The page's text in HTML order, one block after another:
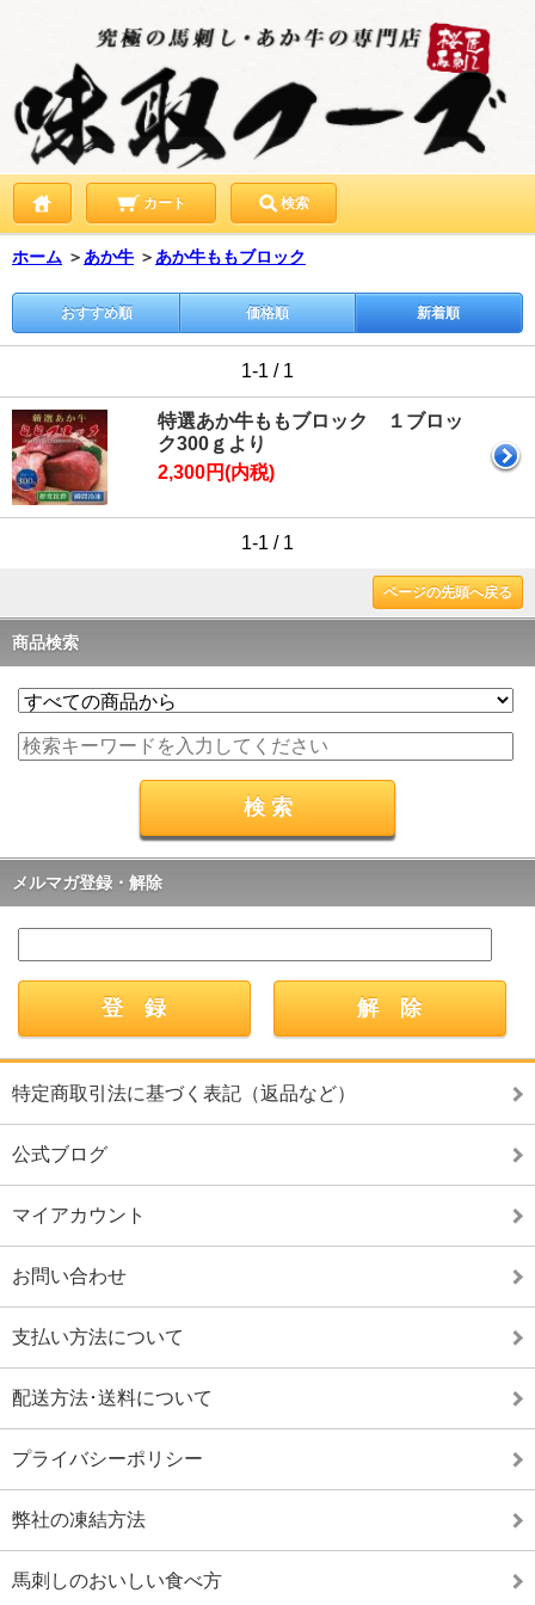
カート 検索
ホーム ＞ あか牛 ＞ あか牛ももブロック
おすすめ順 価格順 新着順
1-1 / 1
特選あか牛ももブロック １ブロッ
ク300ｇより
2,300円(内税)
1-1 / 1
ページの先頭へ戻る
商品検索
メルマガ登録・解除
特定商取引法に基づく表記（返品など）
公式ブログ
マイアカウント
お問い合わせ
支払い方法について
配送方法･送料について
プライバシーポリシー
弊社の凍結方法
馬刺しのおいしい食べ方